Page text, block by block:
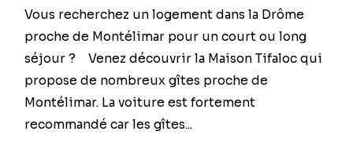
Vous recherchez un logement dans la Drôme
proche de Montélimar pour un court ou long
séjour ? Venez découvrir la Maison Tifaloc qui
propose de nombreux gîtes proche de
Montélimar. La voiture est fortement
recommandé car les gîtes...